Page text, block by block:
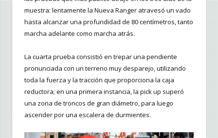
muestra: lentamente la Nueva Ranger atravesó un vado
hasta alcanzar una profundidad de 80 centímetros, tanto
marcha adelante como marcha atrás.
La cuarta prueba consistió en trepar una pendiente
pronunciada con un terreno muy desparejo, utilizando
toda la fuerza y la tracción que proporciona la caja
reductora; en una primera instancia, la pick up superó
una zona de troncos de gran diámetro, para luego
ascender por una escalera de durmientes.